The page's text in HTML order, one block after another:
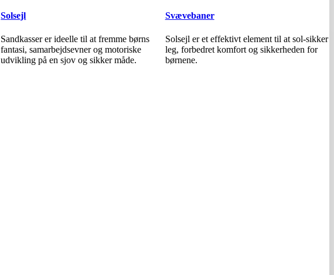
Solsejl
Sandkasser er ideelle til at fremme børns
fantasi, samarbejdsevner og motoriske
udvikling på en sjov og sikker måde.
Svævebaner
Solsejl er et effektivt element til at sol-sikker
leg, forbedret komfort og sikkerheden for
børnene.